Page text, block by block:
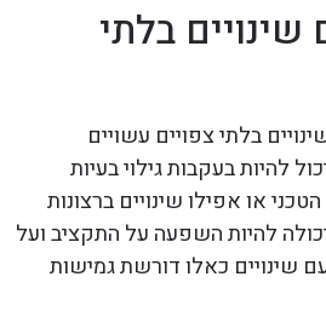
בלתי
בלתי צפויים עשויים
להיות בעקבות גילוי בעיות
או אפילו שינויים ברצונות
להיות השפעה על התקציב ועל
שינויים כאלו דורשת גמישות